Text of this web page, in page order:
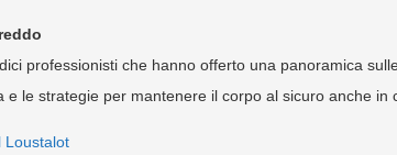
professionisti che hanno offerto una panoramica
e le strategie per mantenere il corpo al sicuro anche in
Loustalot